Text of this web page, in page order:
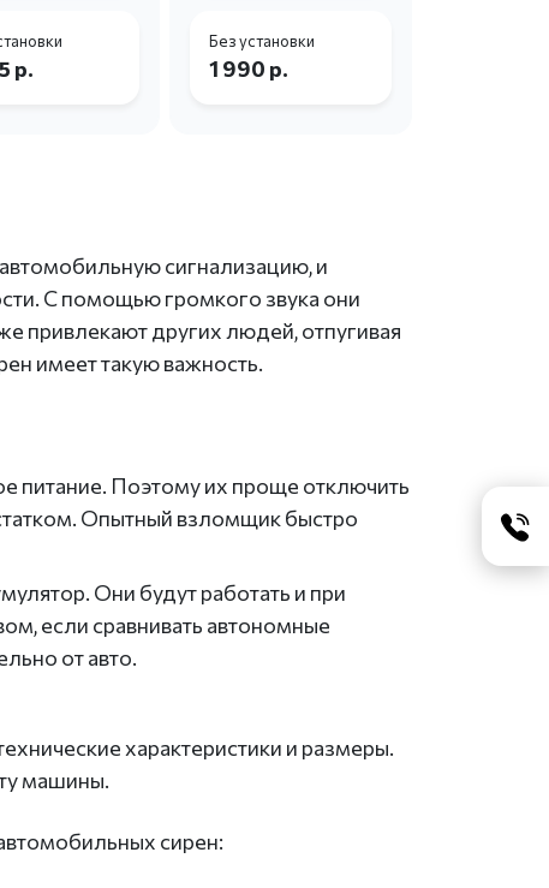
р.
Без установки
1 990 р.
сигнализацию, и
С помощью громкого звука они
привлекают других людей, отпугивая
имеет такую важность.
Поэтому их проще отключить
Опытный взломщик быстро
Они будут работать и при
если сравнивать автономные
от авто.
характеристики и размеры.
машины.
сирен: